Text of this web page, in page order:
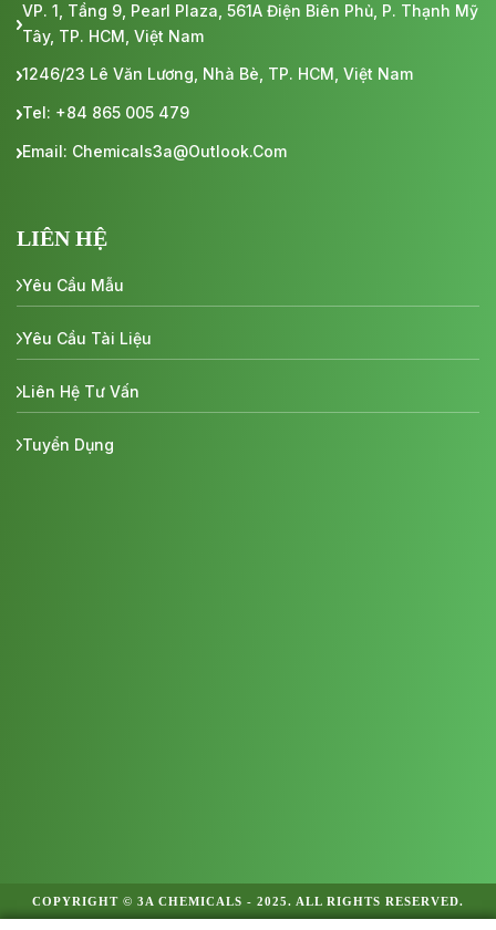
VP. 1, Tầng 9, Pearl Plaza, 561A Điện Biên Phủ, P. Thạnh Mỹ
Tây, TP. HCM, Việt Nam
1246/23 Lê Văn Lương, Nhà Bè, TP. HCM, Việt Nam
Tel: +84 865 005 479
Email: Chemicals3a@outlook.com
LIÊN HỆ
Yêu Cầu Mẫu
Yêu Cầu Tài Liệu
Liên Hệ Tư Vấn
Tuyển Dụng
COPYRIGHT © 3A CHEMICALS - 2025. ALL RIGHTS RESERVED.